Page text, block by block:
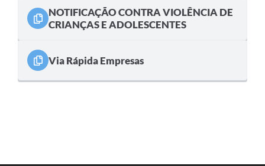
NOTIFICAÇÃO CONTRA VIOLÊNCIA DE
CRIANÇAS E ADOLESCENTES
Via Rápida Empresas